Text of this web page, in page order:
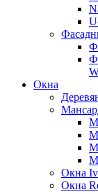
Окна
Окна
Окна